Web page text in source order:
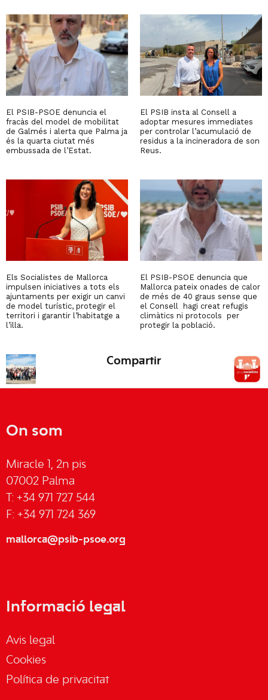
El PSIB-PSOE denuncia el
fracàs del model de mobilitat
de Galmés i alerta que Palma ja
és la quarta ciutat més
embussada de l’Estat.
El PSIB insta al Consell a
adoptar mesures immediates
per controlar l’acumulació de
residus a la incineradora de son
Reus.
Els Socialistes de Mallorca
impulsen iniciatives a tots els
ajuntaments per exigir un canvi
de model turístic, protegir el
territori i garantir l’habitatge a
l’illa.
El PSIB-PSOE denuncia que
Mallorca pateix onades de calor
de més de 40 graus sense que
el Consell hagi creat refugis
climàtics ni protocols per
protegir la població.
Compartir
On som
Miracle 1, 2n pis
07002 Palma
T: +34 971 727 544
F: +34 971 724 369
mallorca@psib-psoe.org
Informació legal
Avis legal
Cookies
Política de privacitat